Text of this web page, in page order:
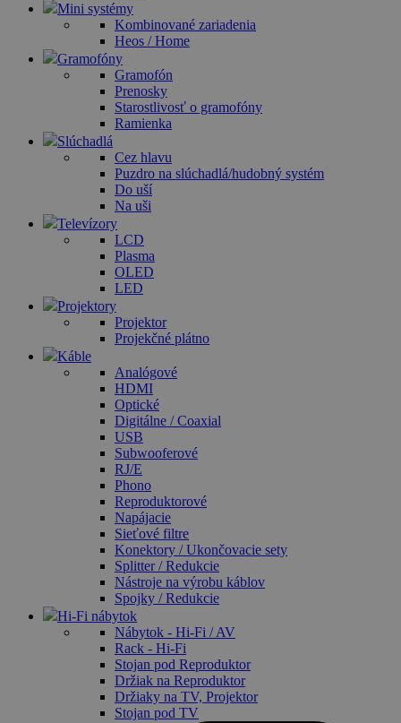
Mini systémy
Kombinované zariadenia
Heos / Home
Gramofóny
Gramofón
Prenosky
Starostlivosť o gramofóny
Ramienka
Slúchadlá
Cez hlavu
Puzdro na slúchadlá/hudobný systém
Do uší
Na uši
Televízory
LCD
Plasma
OLED
LED
Projektory
Projektor
Projekčné plátno
Káble
Analógové
HDMI
Optické
Digitálne / Coaxial
USB
Subwooferové
RJ/E
Phono
Reproduktorové
Napájacie
Sieťové filtre
Konektory / Ukončovacie sety
Splitter / Redukcie
Nástroje na výrobu káblov
Spojky / Redukcie
Hi-Fi nábytok
Nábytok - Hi-Fi / AV
Rack - Hi-Fi
Stojan pod Reproduktor
Držiak na Reproduktor
Držiaky na TV, Projektor
Stojan pod TV